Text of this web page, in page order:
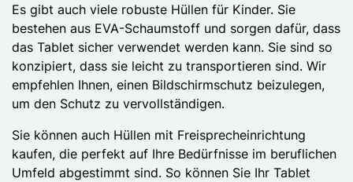
Es gibt auch viele robuste Hüllen für Kinder. Sie
bestehen aus EVA-Schaumstoff und sorgen dafür, dass
das Tablet sicher verwendet werden kann. Sie sind so
konzipiert, dass sie leicht zu transportieren sind. Wir
empfehlen Ihnen, einen Bildschirmschutz beizulegen,
um den Schutz zu vervollständigen.
Sie können auch Hüllen mit Freisprecheinrichtung
kaufen, die perfekt auf Ihre Bedürfnisse im beruflichen
Umfeld abgestimmt sind. So können Sie Ihr Tablet